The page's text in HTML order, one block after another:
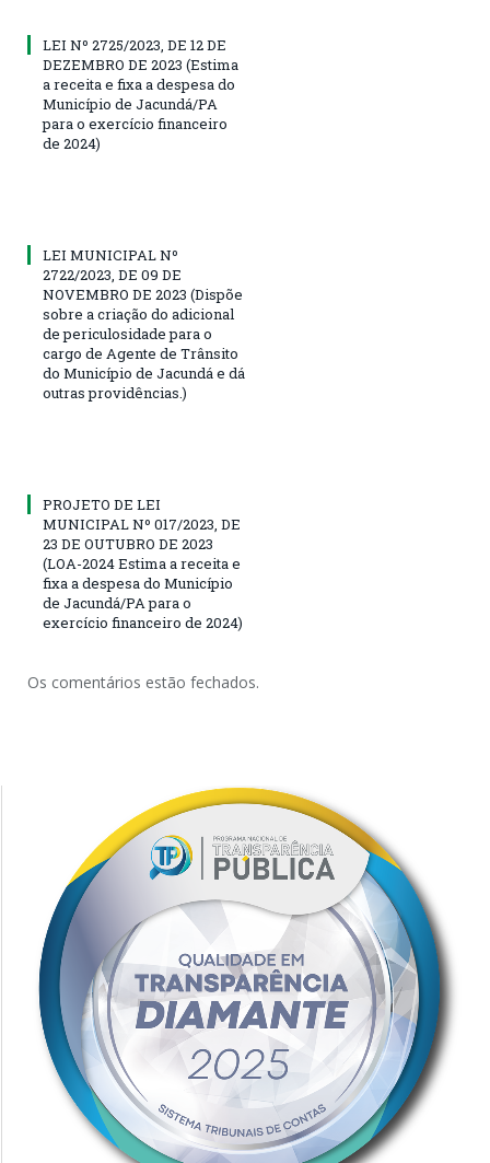
LEI Nº 2725/2023, DE 12 DE
DEZEMBRO DE 2023 (Estima
a receita e fixa a despesa do
Município de Jacundá/PA
para o exercício financeiro
de 2024)
LEI MUNICIPAL Nº
2722/2023, DE 09 DE
NOVEMBRO DE 2023 (Dispõe
sobre a criação do adicional
de periculosidade para o
cargo de Agente de Trânsito
do Município de Jacundá e dá
outras providências.)
PROJETO DE LEI
MUNICIPAL Nº 017/2023, DE
23 DE OUTUBRO DE 2023
(LOA-2024 Estima a receita e
fixa a despesa do Município
de Jacundá/PA para o
exercício financeiro de 2024)
Os comentários estão fechados.